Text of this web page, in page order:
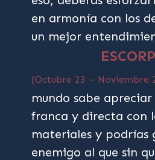
en armonía con los
un mejor
(Octubre 23 – Noviembre
mundo sabe
franca y directa con
materiales y podrías
enemigo al que sin